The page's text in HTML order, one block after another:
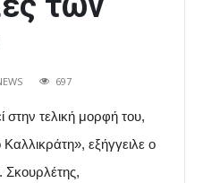
697
στην τελική μορφή του,
εξήγγειλε ο